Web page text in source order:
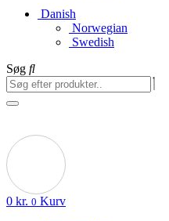
Danish
Norwegian
Swedish
Søg
0 kr. 0 Kurv